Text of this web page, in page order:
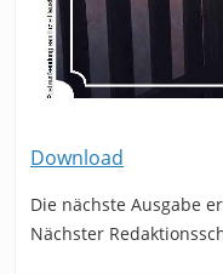
Download
Die nächste Ausgabe
Nächster